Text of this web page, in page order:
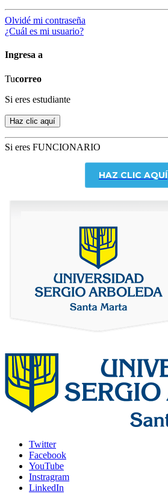
Olvidé mi contraseña
¿Cuál es mi usuario?
Ingresa a
Tucorreo
Si eres estudiante
Si eres FUNCIONARIO
HAZ CLIC AQUÍ
Twitter
Facebook
YouTube
Instragram
LinkedIn